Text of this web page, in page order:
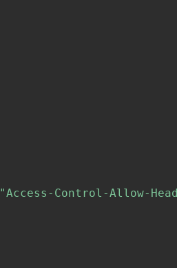
"Access-Control-Allow-